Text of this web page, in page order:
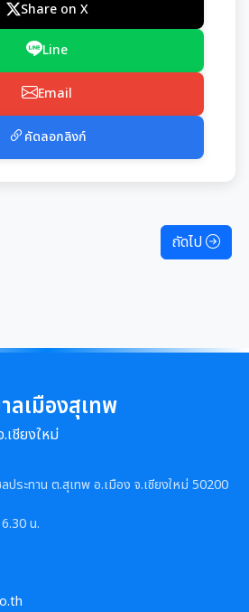
Share on X
Line
Email
คัดลอกลิงก์
ถัดไป
ลเมืองสุเทพ
เชียงใหม่
ระทาน ต.สุเทพ อ.เมือง จ.เชียงใหม่ 50200
น.